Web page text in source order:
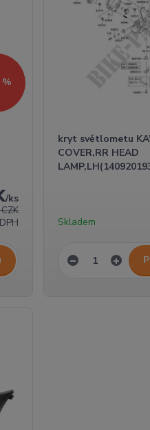
/ks
kryt světlometu
COVER,RR HEAD
Skladem